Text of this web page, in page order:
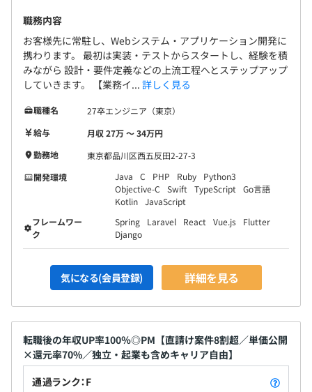
職務内容
お客様先に常駐し、Webシステム・アプリケーション開発に
携わります。 最初は実装・テストからスタートし、経験を積
みながら 設計・要件定義などの上流工程へとステップアップ
していきます。 【業務イ... 詳しく見る
職種名
27卒エンジニア（東京）
給与
月収 27万 〜 34万円
勤務地
東京都品川区西五反田2-27-3
開発環境
Java C PHP Ruby
Python3
Objective-C
Swift TypeScript
Go言語
Kotlin JavaScript
フレームワー
ク
Spring Laravel React Vue.js
Flutter
Django
気になる(会員登録) 詳細を見る
転職後の年収UP率100％◎PM【直請け案件8割超／単価公開
×還元率70%／独立・起業も含めキャリア自由】
通過ランク：F